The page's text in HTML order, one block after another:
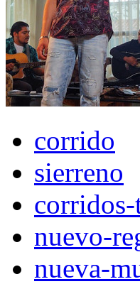
corrido
sierreno
nuevo-
nueva-